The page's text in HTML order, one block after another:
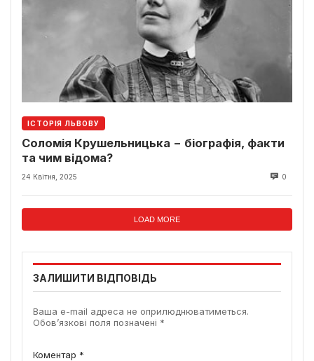
ІСТОРІЯ ЛЬВОВУ
Соломія Крушельницька − біографія, факти
та чим відома?
24 Квітня, 2025 0
LOAD MORE
ЗАЛИШИТИ ВІДПОВІДЬ
Ваша e-mail адреса не оприлюднюватиметься.
Обов’язкові поля позначені *
Коментар *